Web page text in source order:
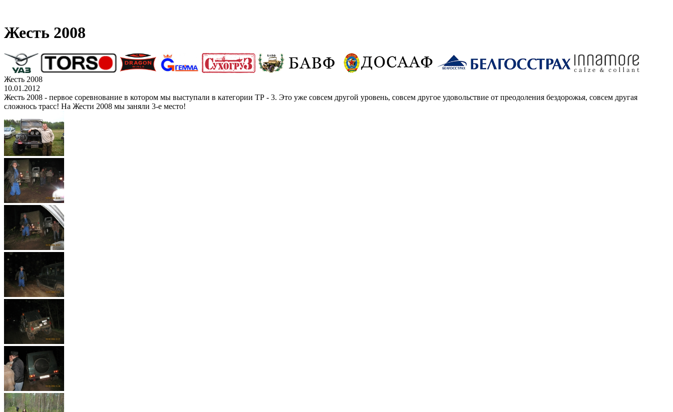
Жесть 2008
Жесть 2008
10.01.2012
Жесть 2008 - первое соревнование в котором мы выступали в категории ТР - 3. Это уже совсем другой уровень, совсем другое удовольствие от преодоления бездорожья, совсем другая
сложнось трасс! На Жести 2008 мы заняли 3-е место!